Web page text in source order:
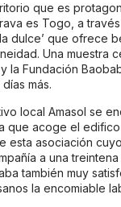
que es
es Togo, a
dulce’ que ofrece
Una muestra
la Fundación
más.
local Amasol se
que acoge el
esta asociación
a una
también muy
la encomiable